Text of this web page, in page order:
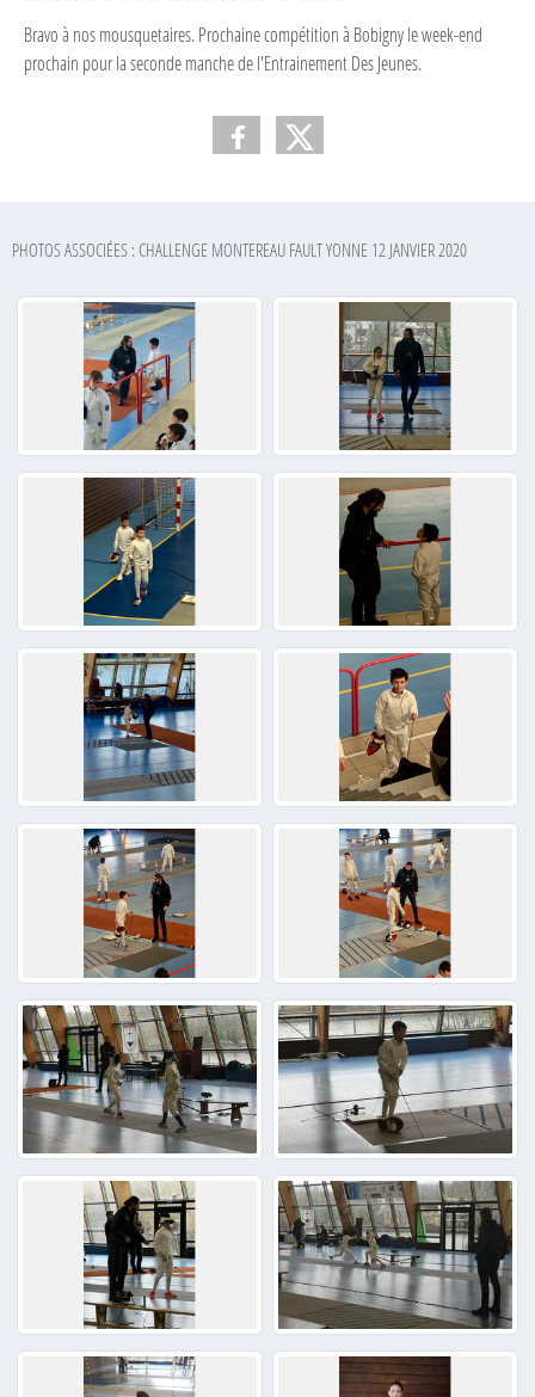
Bravo à nos mousquetaires. Prochaine compétition à Bobigny le week-end
prochain pour la seconde manche de l'Entrainement Des Jeunes.
PHOTOS ASSOCIÉES : CHALLENGE MONTEREAU FAULT YONNE 12 JANVIER 2020